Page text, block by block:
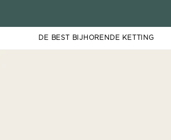
DE BEST BIJHORENDE KETTING